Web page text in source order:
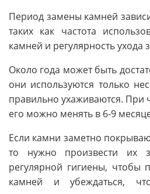
Период замены камней
таких как частота
камней и регулярность ухода
Около года может быть
они используются только
правильно ухаживаются. При
его можно менять в 6-9
Если камни заметно
то нужно произвести их
регулярной гигиены, чтобы
камней и убеждаться,